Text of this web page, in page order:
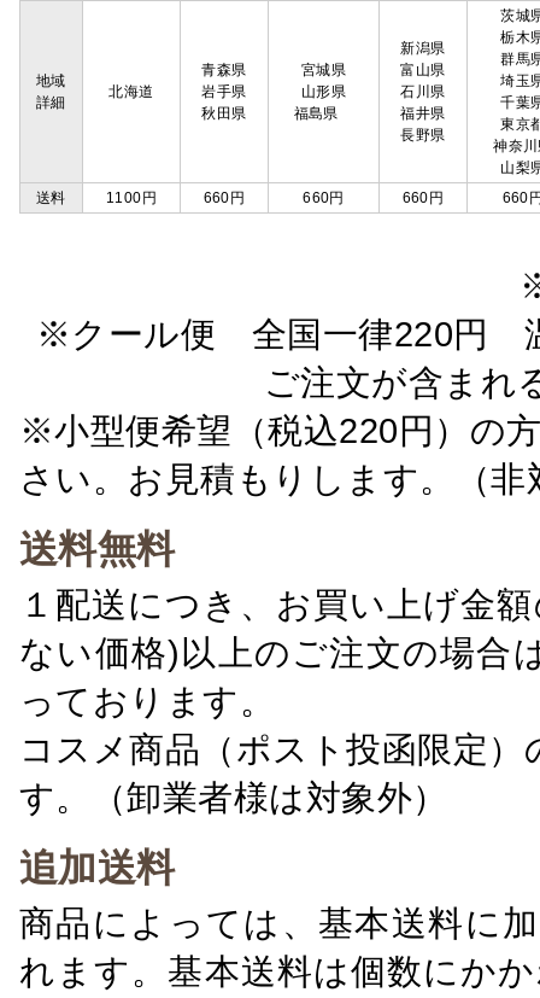
地域
詳細
北海道
青森県
岩手県
秋田県
宮城県
山形県
福島県
新潟県
富山県
石川県
福井県
長野県
茨城
栃木
群馬
埼玉
千葉
東京
神奈
山梨
送料
1100円 660円 660円 660円 660
※クール便 全国一律220円
ご注文が含ま
※小型便希望（税込220円）の
さい。お見積もりします。（非
送料無料
１配送につき、お買い上げ金
ない価格)以上のご注文の場合
っております。
コスメ商品（ポスト投函限定
す。（卸業者様は対象外）
追加送料
商品によっては、基本送料に
れます。基本送料は個数にか